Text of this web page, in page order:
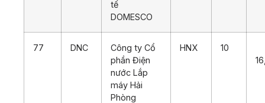
tế
DOMESCO
77 DNC
Công ty Cổ
phần Điện
nước Lắp
máy Hải
Phòng
HNX
10